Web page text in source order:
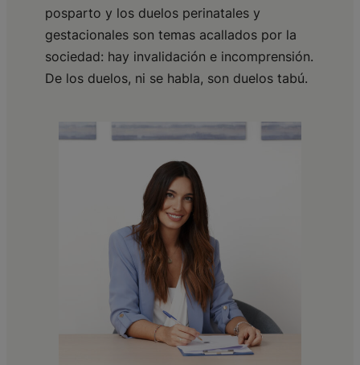
posparto y los duelos perinatales y
gestacionales son temas acallados por la
sociedad: hay invalidación e incomprensión.
De los duelos, ni se habla, son duelos tabú.